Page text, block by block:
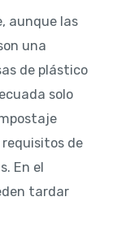
aunque las
una
de plástico
solo
de
En el
tardar